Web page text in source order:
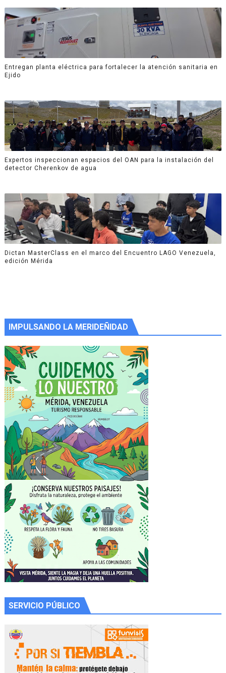
Entregan planta eléctrica para fortalecer la atención sanitaria en
Ejido
Expertos inspeccionan espacios del OAN para la instalación del
detector Cherenkov de agua
Dictan MasterClass en el marco del Encuentro LAGO Venezuela,
edición Mérida
IMPULSANDO LA MERIDEÑIDAD
SERVICIO PÚBLICO